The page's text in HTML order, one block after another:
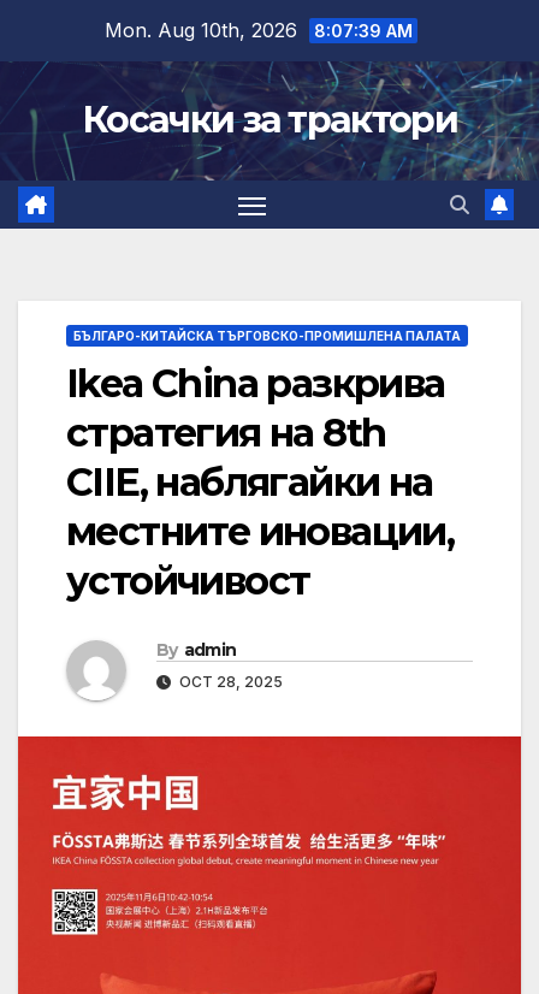
content
Mon. Aug 10th, 2026 8:07:40 AM
Косачки за трактори
БЪЛГАРО-КИТАЙСКА ТЪРГОВСКО-ПРОМИШЛЕНА ПАЛАТА
Ikea China разкрива
стратегия на 8th
CIIE, наблягайки на
местните иновации,
устойчивост
By admin
OCT 28, 2025